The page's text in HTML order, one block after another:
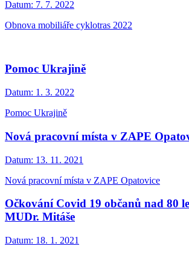
Datum: 7. 7. 2022
Obnova mobiliáře cyklotras 2022
Pomoc Ukrajině
Datum: 1. 3. 2022
Pomoc Ukrajině
Nová pracovní místa v ZAPE
Datum: 13. 11. 2021
Nová pracovní místa v ZAPE Opatovice
Očkování Covid 19 občanů nad 80
MUDr. Mitáše
Datum: 18. 1. 2021